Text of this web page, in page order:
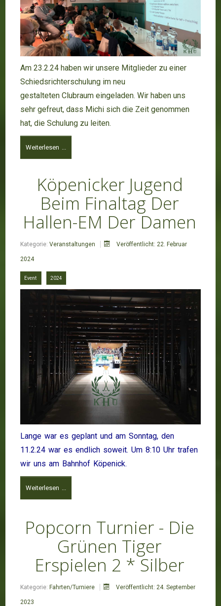
Am 23.2.24 haben wir unsere Mitglieder zu einer
Schiedsrichterschulung im neu
gestalteten Clubraum eingeladen. Wir haben uns
sehr gefreut, dass Michi sich die Zeit genommen
hat, die Schulung zu leiten.
Weiterlesen ...
Köpenicker Jugend
Beim Finaltag Der
Hallen-EM Der Damen
Kategorie:Veranstaltungen Veröffentlicht: 22. Februar
2024
Event 2024
Lange war es geplant und am Sonntag, den
11.2.24 war es endlich soweit. Um 8:10 Uhr trafen
wir uns am Bahnhof Köpenick.
Weiterlesen ...
Popcorn Turnier - Die
Grünen Tiger
Erspielen 2 * Silber
Kategorie: Fahrten/Turniere Veröffentlicht: 24. September
2023